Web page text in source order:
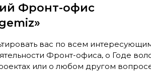
Организация №102
Фронт-офис
вас по всем
Фронт-офиса, о Годе
или о любом другом